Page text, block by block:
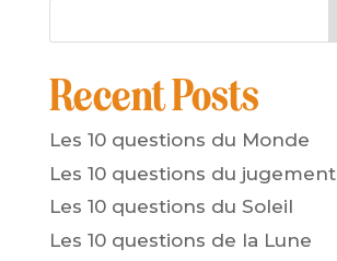
Recent Posts
Les 10 questions du Monde
Les 10 questions du jugement
Les 10 questions du Soleil
Les 10 questions de la Lune